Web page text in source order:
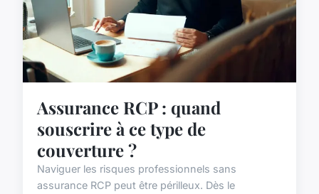
Assurance RCP : quand
souscrire à ce type de
couverture ?
Naviguer les risques professionnels sans
assurance RCP peut être périlleux. Dès le